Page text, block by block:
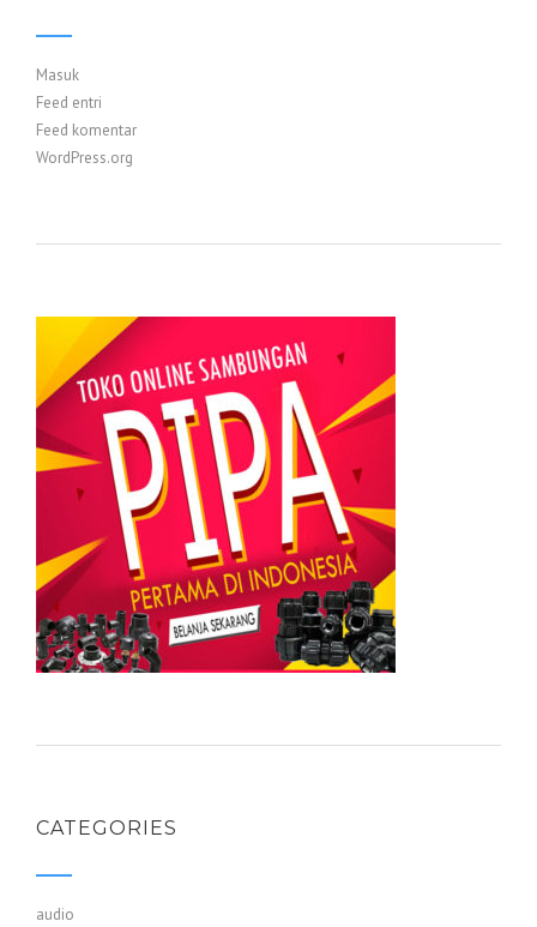
Masuk
Feed entri
Feed komentar
WordPress.org
CATEGORIES
audio